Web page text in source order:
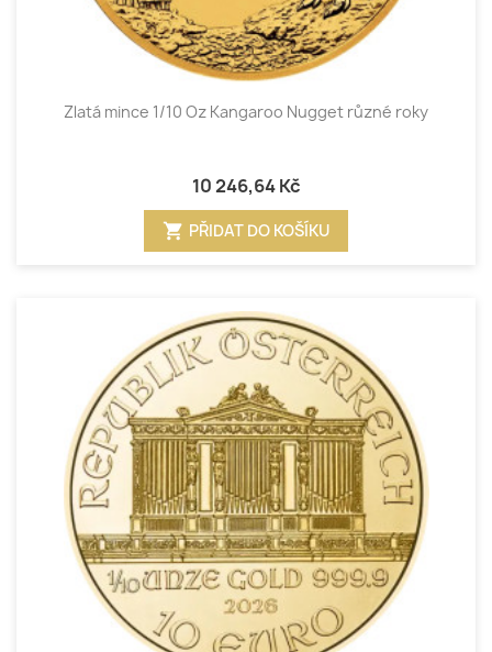
Zlatá mince 1/10 Oz Kangaroo Nugget různé roky
10 246,64 Kč
shopping_cart PŘIDAT DO KOŠÍKU